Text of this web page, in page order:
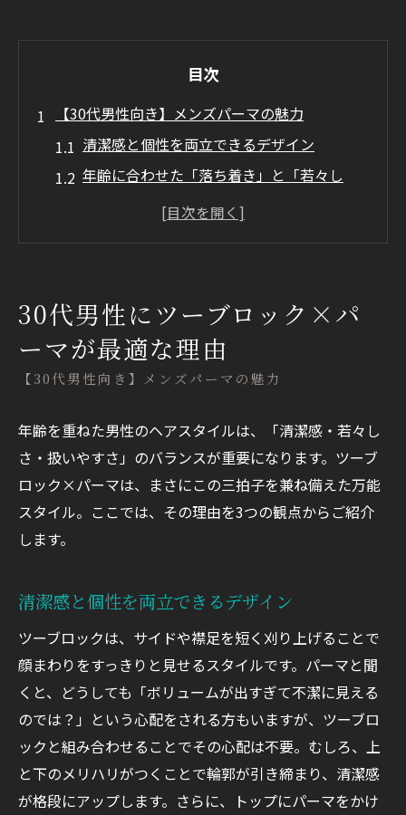
目次
【30代男性向き】メンズパーマの魅力
清潔感と個性を両立できるデザイン
年齢に合わせた「落ち着き」と「若々し
さ」のバランス
タイルを5つご紹介
ナチュラルスパイラル×ソフトツーブロッ
ク
ピンパーマ×ロングツーブロック
スパイラルパーマ×ツーブロック
ナチュラルウェーブ×ツーブロック
失敗しないためのオーダー＆スタイリングのコ
仕事・私生活に合わせて「強さ」と「シル
写真持参＆信頼できる美容師選びがカギ
まとめ
【30代男性向き】メンズパーマの魅力
30代男性にツーブロック×パ
ーマが最適な理由
年齢を重ねた男性のヘアスタイルは、「清潔感・若々し
さ・扱いやすさ」のバランスが重要になります。ツーブ
ロック×パーマは、まさにこの三拍子を兼ね備えた万能
スタイル。ここでは、その理由を3つの観点からご紹介
します。
清潔感と個性を両立できるデザイン
ツーブロックは、サイドや襟足を短く刈り上げることで
顔まわりをすっきりと見せるスタイルです。パーマと聞
くと、どうしても「ボリュームが出すぎて不潔に見える
のでは？」という心配をされる方もいますが、ツーブロ
ックと組み合わせることでその心配は不要。むしろ、上
と下のメリハリがつくことで輪郭が引き締まり、清潔感
が格段にアップします。さらに、トップにパーマをかけ